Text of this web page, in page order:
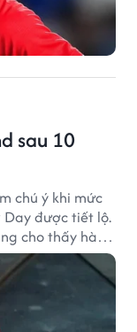
sau 10
chú ý khi mức
được tiết lộ.
cho thấy hành
diễn viên sau